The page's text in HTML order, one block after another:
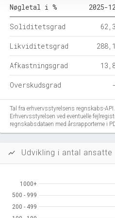
Nøgletal i % 2025-
Soliditetsgrad 62,3
Likviditetsgrad 288,1
Afkastningsgrad
Overskudsgrad -
Tal fra erhvervsstyrelsens regnskabs-
Erhvervsstyrelsen ved eventuelle
regnskabsdataen med årsrapporterne i
show_chart Udvikling i antal ansatte
200 - 499
200 - 499
500 - 999
500 - 999
1000+
1000+